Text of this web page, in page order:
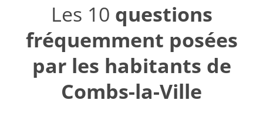
Les 10 questions
fréquemment posées
par les habitants de
Combs-la-Ville